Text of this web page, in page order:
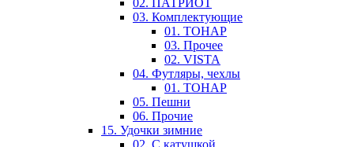
03. Комплектующие
01. ТОНАР
03. Прочее
02. VISTA
04. Футляры, чехлы
01. ТОНАР
05. Пешни
06. Прочие
15. Удочки зимние
02. С катушкой